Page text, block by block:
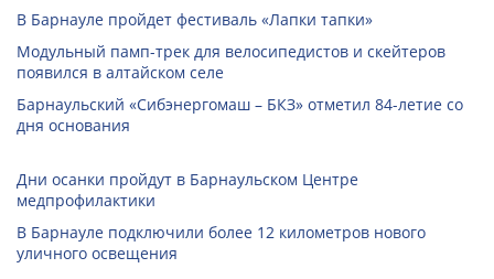
В Барнауле пройдет фестиваль «Лапки тапки»
Модульный памп-трек для велосипедистов и скейтеров
появился в алтайском селе
Барнаульский «Сибэнергомаш – БКЗ» отметил 84-летие со
дня основания
Дни осанки пройдут в Барнаульском Центре
медпрофилактики
В Барнауле подключили более 12 километров нового
уличного освещения